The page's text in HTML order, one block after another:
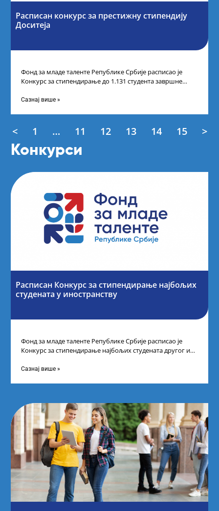
Расписан конкурс за престижну стипендију
Доситеја
Фонд за младе таленте Републике Србије расписао је
Конкурс за стипендирање до 1.131 студента завршне
Сазнај више »
< 1 … 11 12 13 14 15 >
Конкурси
Расписан Конкурс за стипендирање најбољих
студената у иностранству
Фонд за младе таленте Републике Србије расписао је
Конкурс за стипендирање најбољих студената другог и
Сазнај више »